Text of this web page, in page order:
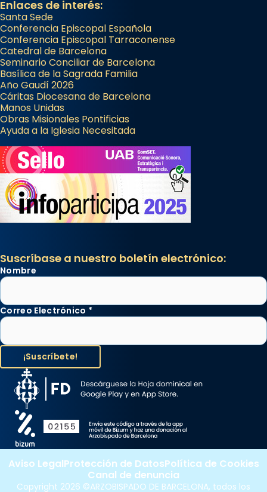
Enlaces de interés:
Santa Sede
Conferencia Episcopal Española
Conferencia Episcopal Tarraconense
Catedral de Barcelona
Seminario Conciliar de Barcelona
Basílica de la Sagrada Familia
Año Gaudí 2026
Cáritas Diocesana de Barcelona
Manos Unidas
Obras Misionales Pontificias
Ayuda a la Iglesia Necesitada
Suscríbase a nuestro boletín electrónico:
Nombre
Correo Electrónico *
Copyright 2026 ©ARZOBISPADO DE BARCELONA, todos los
Aviso LegalProtección de DatosPolítica de Cookies
Canal de denuncia